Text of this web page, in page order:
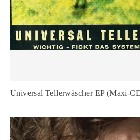
Universal Tellerwäscher EP (Maxi-